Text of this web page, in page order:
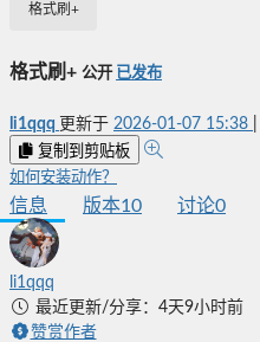
格式刷+
格式刷+ 公开 已发布
li1qqq 更新于 2026-01-07 15:38
复制到剪贴板
如何安装动作？
信息 版本10 讨论0
li1qqq
最近更新/分享：4天9小时前
赞赏作者